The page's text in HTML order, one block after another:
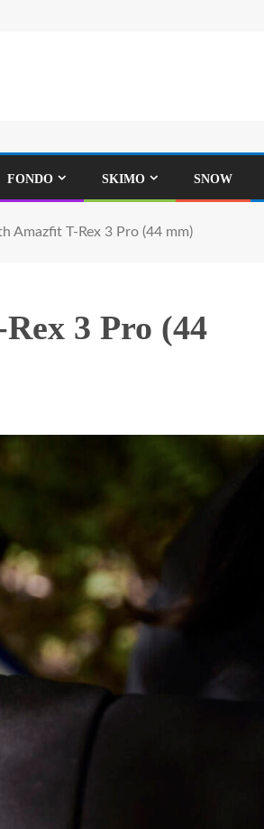
FONDO SKIMO SNOW
Amazfit T-Rex 3 Pro (44 mm)
3 Pro (44